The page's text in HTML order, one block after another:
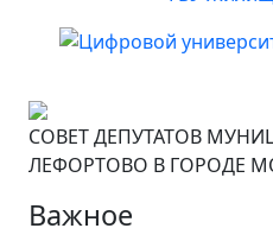
СОВЕТ ДЕПУТАТОВ
ЛЕФОРТОВО В ГОРОДЕ
Важное